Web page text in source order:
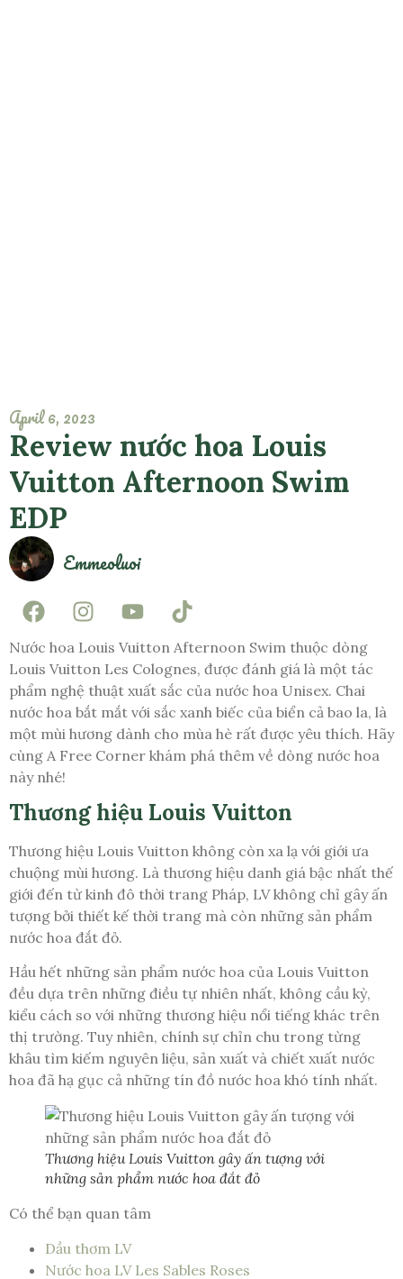
April 6, 2023
Review nước hoa Louis
Vuitton Afternoon Swim
EDP
Emmeoluoi
Nước hoa Louis Vuitton Afternoon Swim thuộc dòng
Louis Vuitton Les Colognes, được đánh giá là một tác
phẩm nghệ thuật xuất sắc của nước hoa Unisex. Chai
nước hoa bắt mắt với sắc xanh biếc của biển cả bao la, là
một mùi hương dành cho mùa hè rất được yêu thích. Hãy
cùng A Free Corner khám phá thêm về dòng nước hoa
này nhé!
Thương hiệu Louis Vuitton
Thương hiệu Louis Vuitton không còn xa lạ với giới ưa
chuộng mùi hương. Là thương hiệu danh giá bậc nhất thế
giới đến từ kinh đô thời trang Pháp, LV không chỉ gây ấn
tượng bởi thiết kế thời trang mà còn những sản phẩm
nước hoa đắt đỏ.
Hầu hết những sản phẩm nước hoa của Louis Vuitton
đều dựa trên những điều tự nhiên nhất, không cầu kỳ,
kiểu cách so với những thương hiệu nổi tiếng khác trên
thị trường. Tuy nhiên, chính sự chỉn chu trong từng
khâu tìm kiếm nguyên liệu, sản xuất và chiết xuất nước
hoa đã hạ gục cả những tín đồ nước hoa khó tính nhất.
Thương hiệu Louis Vuitton gây ấn tượng với
những sản phẩm nước hoa đắt đỏ
Có thể bạn quan tâm
Dầu thơm LV
Nước hoa LV Les Sables Roses